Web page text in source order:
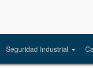
Seguridad Industrial